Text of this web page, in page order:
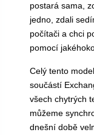
postará sama,
jedno, zdali
počítači a chci
pomocí
Celý tento
součástí
všech chytrých
můžeme
dnešní době